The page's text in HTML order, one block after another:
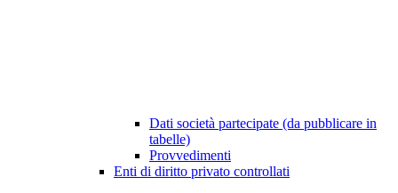
Dati società partecipate (da pubblicare in
tabelle)
Provvedimenti
Enti di diritto privato controllati